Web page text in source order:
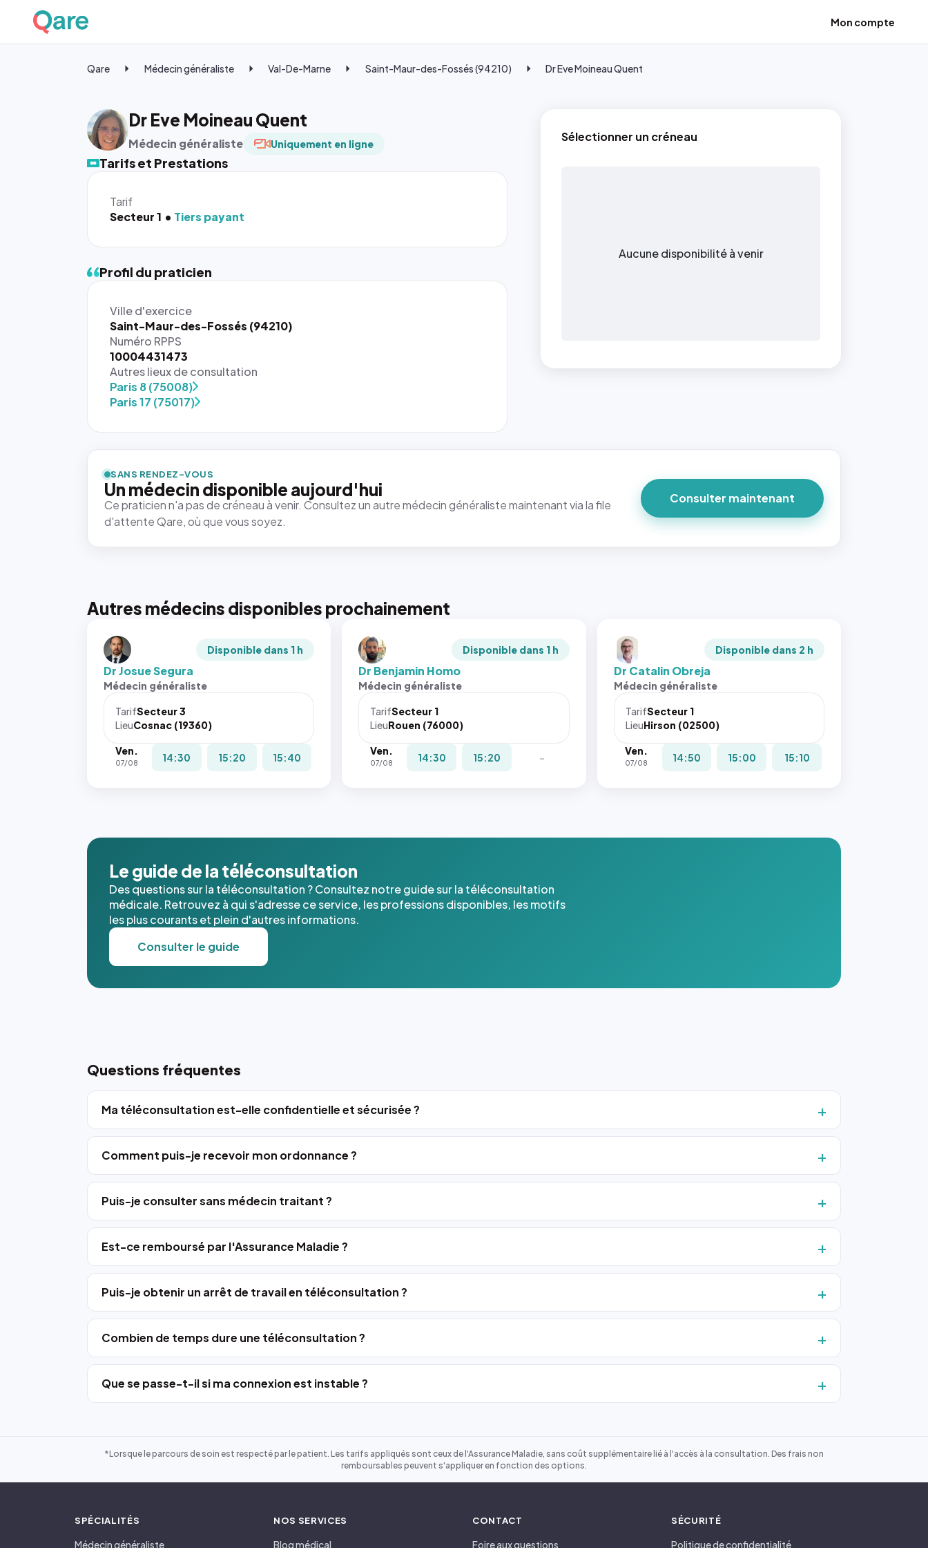
Mon compte
Qare Médecin généraliste Val-De-Marne Saint-Maur-des-Fossés (94210) Dr Eve Moineau Quent
Dr Eve Moineau Quent
Médecin généraliste Uniquement en ligne
Tarifs et Prestations
Tarif
Secteur 1
Tiers payant
Sélectionner un créneau
Aucune disponibilité à venir
Profil du praticien
Ville d'exercice
Saint-Maur-des-Fossés (94210)
Numéro RPPS
10004431473
Autres lieux de consultation
Paris 8 (75008)
Paris 17 (75017)
SANS RENDEZ-VOUS
Un médecin disponible aujourd'hui
Ce praticien n'a pas de créneau à venir. Consultez un autre médecin généraliste maintenant via la file
d'attente Qare, où que vous soyez.
Consulter maintenant
Autres médecins disponibles prochainement
Disponible dans 1 h
Dr Josue Segura
Médecin généraliste
TarifSecteur 3
LieuCosnac (19360)
Ven.
07/08 14:30 15:20 15:40
Disponible dans 1 h
Dr Benjamin Homo
Médecin généraliste
TarifSecteur 1
LieuRouen (76000)
Ven.
07/08 14:30 15:20 -
Disponible dans 2 h
Dr Catalin Obreja
Médecin généraliste
TarifSecteur 1
LieuHirson (02500)
Ven.
07/08 14:50 15:00 15:10
Le guide de la téléconsultation
Des questions sur la téléconsultation ? Consultez notre guide sur la téléconsultation
médicale. Retrouvez à qui s'adresse ce service, les professions disponibles, les motifs
les plus courants et plein d'autres informations.
Consulter le guide
Questions fréquentes
Ma téléconsultation est-elle confidentielle et sécurisée ?
Comment puis-je recevoir mon ordonnance ?
Puis-je consulter sans médecin traitant ?
Est-ce remboursé par l'Assurance Maladie ?
Puis-je obtenir un arrêt de travail en téléconsultation ?
Combien de temps dure une téléconsultation ?
Que se passe-t-il si ma connexion est instable ?
*Lorsque le parcours de soin est respecté par le patient. Les tarifs appliqués sont ceux de l'Assurance Maladie, sans coût supplémentaire lié à l'accès à la consultation. Des frais non
remboursables peuvent s'appliquer en fonction des options.
SPÉCIALITÉS
Médecin généraliste
NOS SERVICES
Blog médical
CONTACT
Foire aux questions
SÉCURITÉ
Politique de confidentialité